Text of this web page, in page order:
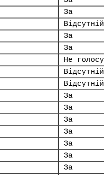
За
Відсутній
За
За
Не
Відсутній
Відсутній
За
За
За
За
За
За
За